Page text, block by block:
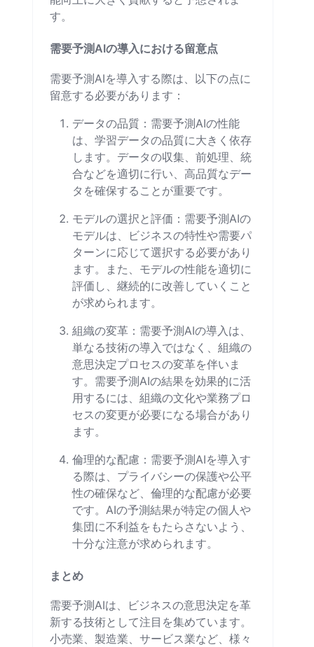
す。
需要予測AIの導入における留意点
需要予測AIを導入する際は、以下の点に
留意する必要があります：
データの品質：需要予測AIの性能
は、学習データの品質に大きく依存
します。データの収集、前処理、統
合などを適切に行い、高品質なデー
タを確保することが重要です。
モデルの選択と評価：需要予測AIの
モデルは、ビジネスの特性や需要パ
ターンに応じて選択する必要があり
ます。また、モデルの性能を適切に
評価し、継続的に改善していくこと
が求められます。
組織の変革：需要予測AIの導入は、
単なる技術の導入ではなく、組織の
意思決定プロセスの変革を伴いま
す。需要予測AIの結果を効果的に活
用するには、組織の文化や業務プロ
セスの変更が必要になる場合があり
ます。
倫理的な配慮：需要予測AIを導入す
る際は、プライバシーの保護や公平
性の確保など、倫理的な配慮が必要
です。AIの予測結果が特定の個人や
集団に不利益をもたらさないよう、
十分な注意が求められます。
まとめ
需要予測AIは、ビジネスの意思決定を革
新する技術として注目を集めています。
小売業、製造業、サービス業など、様々